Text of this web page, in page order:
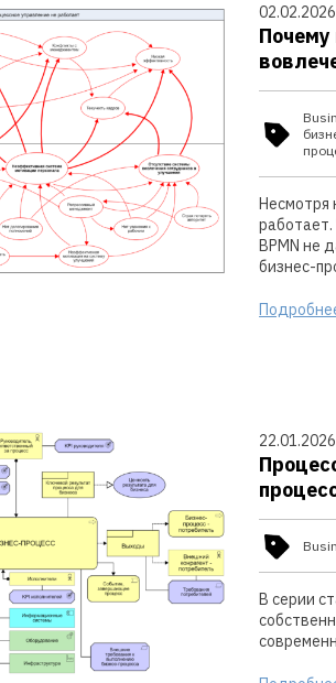
02.02.2026
Несмотря
BPMN не
бизнес-
22.01.2026
В серии